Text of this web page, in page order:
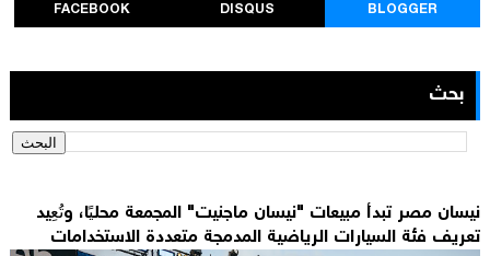
BLOGGER
DISQUS
FACEBOOK
بحث
نيسان مصر تبدأ مبيعات "نيسان ماجنيت" المجمعة محليًا، وتُعِيد
تعريف فئة السيارات الرياضية المدمجة متعددة الاستخدامات